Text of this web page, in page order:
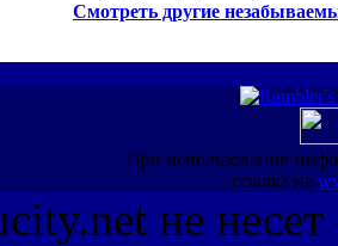
Смотреть другие
При использовании
ссылка на
не несет